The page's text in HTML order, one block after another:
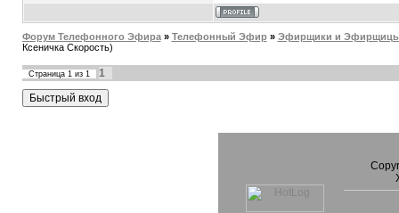
Форум Телефонного Эфира » Телефонный Эфир » Эфирщики и
Ксеничка Скорость)
Страница 1из 1 1